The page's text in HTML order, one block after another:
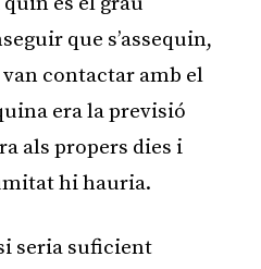
que s’assequin,
contactar amb el
era la previsió
als propers dies i
hi hauria.
seria suficient